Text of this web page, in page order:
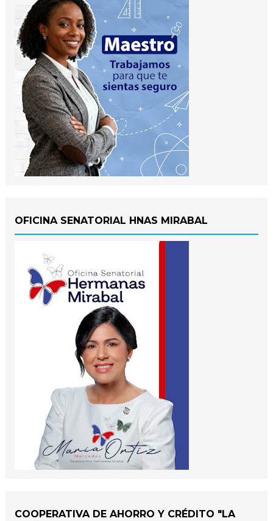
OFICINA SENATORIAL HNAS MIRABAL
COOPERATIVA DE AHORRO Y CRÉDITO "LA